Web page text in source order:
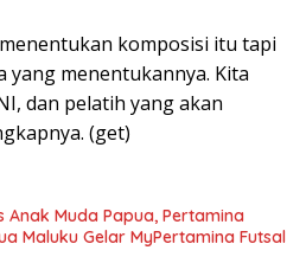
komposisi itu tapi
yang menentukannya. Kita
dan pelatih yang akan
(get)
Muda Papua, Pertamina
Maluku Gelar MyPertamina Futsal